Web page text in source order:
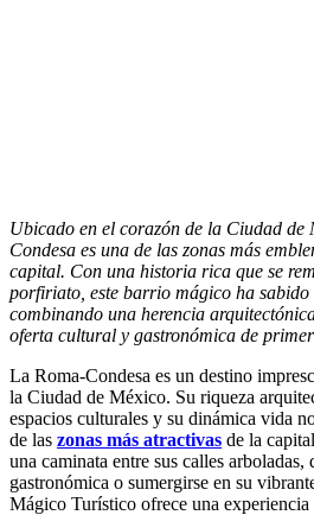
Ubicado en el corazón de la Ciudad de
Condesa es una de las zonas más
capital. Con una historia rica que se
porfiriato, este barrio mágico ha sabido
combinando una herencia
oferta cultural y gastronómica de
La Roma-Condesa es un destino
la Ciudad de México. Su riqueza
espacios culturales y su dinámica vida
de las zonas más atractivas de la
una caminata entre sus calles arboladas,
gastronómica o sumergirse en su
Mágico Turístico ofrece una